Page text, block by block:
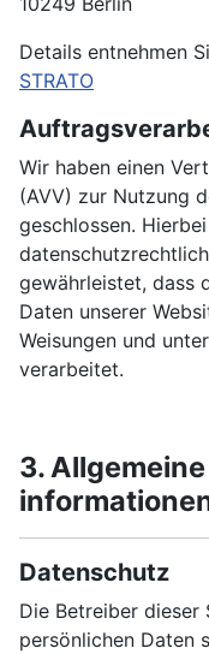
Details entnehmen
STRATO
Wir haben einen
(AVV) zur Nutzung
geschlossen.
gewährleistet, dass
Daten unserer
Weisungen und
verarbeitet.
3.
Datenschutz
Die Betreiber dieser
persönlichen Daten